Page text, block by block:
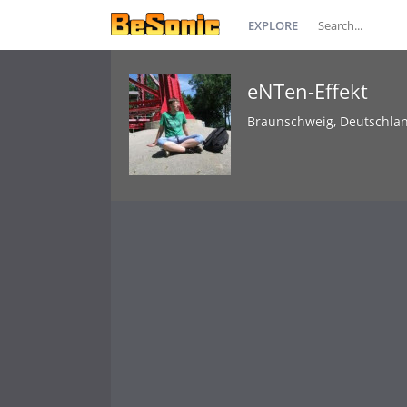
EXPLORE
eNTen-Effekt
Braunschweig,